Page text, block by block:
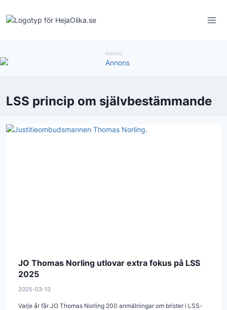
content
ANNONS
LSS princip om självbestämmande
JO Thomas Norling utlovar extra fokus på LSS
2025
2025-03-13
Varje år får JO Thomas Norling 200 anmälningar om brister i LSS-